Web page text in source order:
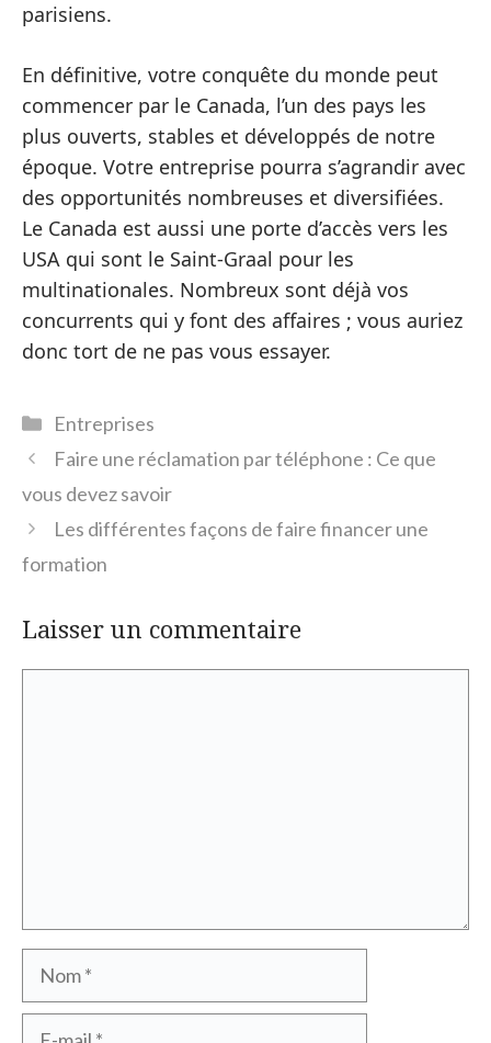
parisiens.
En définitive, votre conquête du monde peut
commencer par le Canada, l’un des pays les
plus ouverts, stables et développés de notre
époque. Votre entreprise pourra s’agrandir avec
des opportunités nombreuses et diversifiées.
Le Canada est aussi une porte d’accès vers les
USA qui sont le Saint-Graal pour les
multinationales. Nombreux sont déjà vos
concurrents qui y font des affaires ; vous auriez
donc tort de ne pas vous essayer.
Catégories
Entreprises
Faire une réclamation par téléphone : Ce que
vous devez savoir
Les différentes façons de faire financer une
formation
Laisser un commentaire
Nom